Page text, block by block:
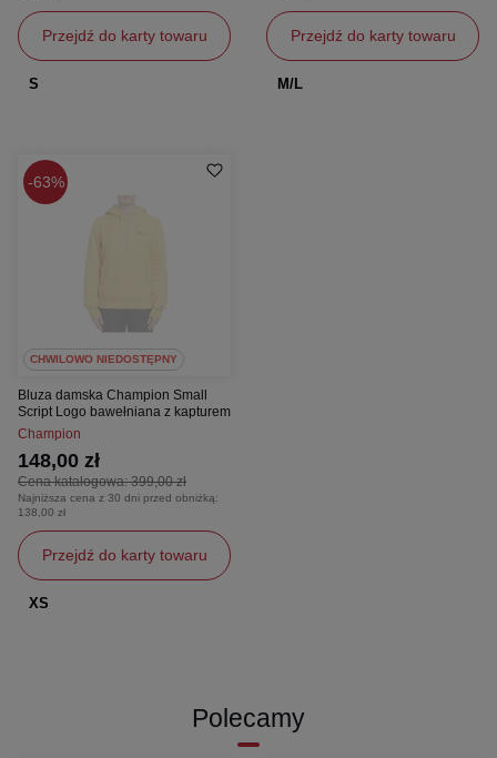
Przejdź do karty towaru
S
Przejdź do karty towaru
M/L
63%
CHWILOWO NIEDOSTĘPNY
Bluza damska Champion Small
Script Logo bawełniana z kapturem
Champion
Cena katalogowa:399,00 zł
148,00 zł
Najniższa cena z 30 dni przed obniżką:
138,00 zł
Przejdź do karty towaru
XS
Polecamy